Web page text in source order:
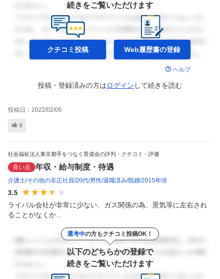
続きをご覧いただけます
クチコミ投稿 Web履歴書の登録
ヘルプ
投稿・登録済みの方はログイン して続きを読む
投稿日： 2022/02/06
0
社会福祉法人東京都手をつなぐ育成会の評判・クチコミ・評価
良い点 年収・給与制度・待遇
介護士 その他の非正社員 20代 男性 退職済み 既婚 2015年頃
3.5
ライバル会社が非常に少ない、ガス関係の為、景気等に左右され
ることがなくか...
選考中の方もクチコミ投稿OK！
以下のどちらかの登録で
続きをご覧いただけます